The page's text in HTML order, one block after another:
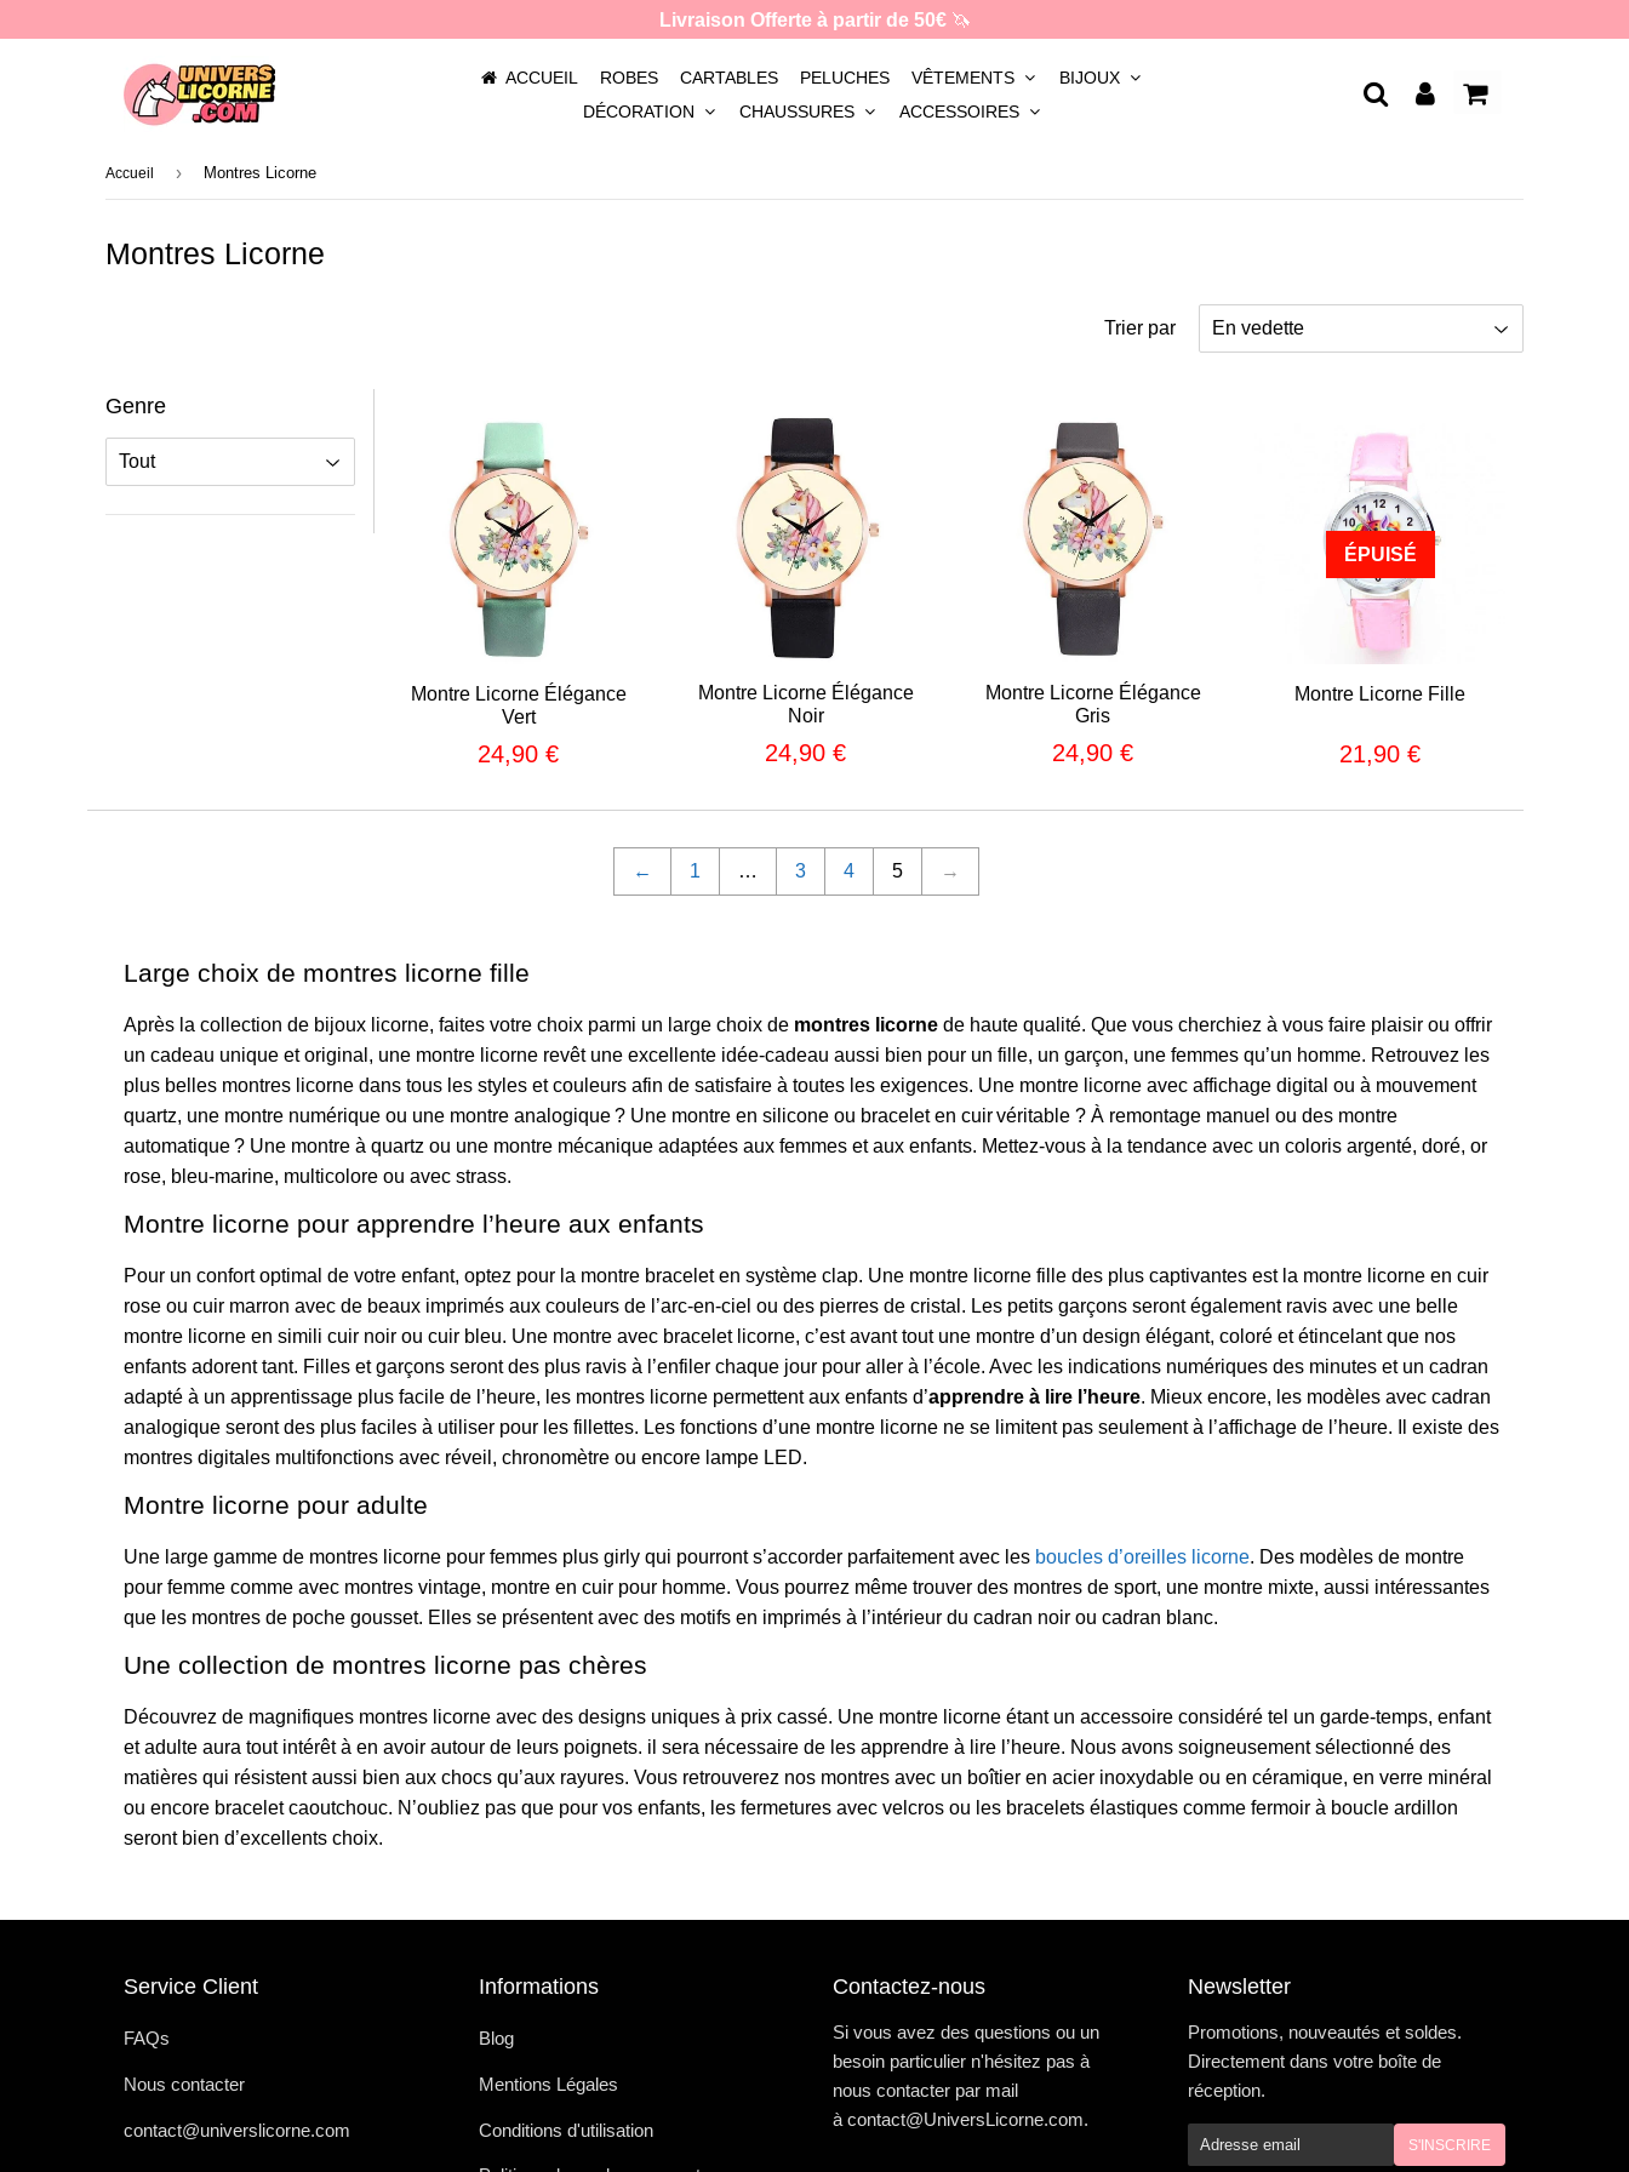
Livraison Offerte à partir de 50€🦄
ACCUEIL ROBES CARTABLES PELUCHES VÊTEMENTS
BIJOUX
DÉCORATION
CHAUSSURES ACCESSOIRES
Accueil › Montres Licorne
Montres Licorne
Trier par
Genre
Montre Licorne Élégance
Vert
Prix
24,90 €
Montre Licorne Élégance
Noir
Prix
24,90 €
Montre Licorne Élégance
Gris
Prix
24,90 €
ÉPUISÉ
Montre Licorne Fille
Prix
21,90 €
← 1 … 3 4 5 →
Large choix de montres licorne fille
Après la collection de bijoux licorne, faites votre choix parmi un large choix de montres licorne de haute qualité. Que vous cherchiez à vous faire plaisir ou offrir
un cadeau unique et original, une montre licorne revêt une excellente idée-cadeau aussi bien pour un fille, un garçon, une femmes qu’un homme. Retrouvez les
plus belles montres licorne dans tous les styles et couleurs afin de satisfaire à toutes les exigences. Une montre licorne avec affichage digital ou à mouvement
quartz, une montre numérique ou une montre analogique ? Une montre en silicone ou bracelet en cuir véritable ? À remontage manuel ou des montre
automatique ? Une montre à quartz ou une montre mécanique adaptées aux femmes et aux enfants. Mettez-vous à la tendance avec un coloris argenté, doré, or
rose, bleu-marine, multicolore ou avec strass.
Montre licorne pour apprendre l’heure aux enfants
Pour un confort optimal de votre enfant, optez pour la montre bracelet en système clap. Une montre licorne fille des plus captivantes est la montre licorne en cuir
rose ou cuir marron avec de beaux imprimés aux couleurs de l’arc-en-ciel ou des pierres de cristal. Les petits garçons seront également ravis avec une belle
montre licorne en simili cuir noir ou cuir bleu. Une montre avec bracelet licorne, c’est avant tout une montre d’un design élégant, coloré et étincelant que nos
enfants adorent tant. Filles et garçons seront des plus ravis à l’enfiler chaque jour pour aller à l’école. Avec les indications numériques des minutes et un cadran
adapté à un apprentissage plus facile de l’heure, les montres licorne permettent aux enfants d’apprendre à lire l’heure. Mieux encore, les modèles avec cadran
analogique seront des plus faciles à utiliser pour les fillettes. Les fonctions d’une montre licorne ne se limitent pas seulement à l’affichage de l’heure. Il existe des
montres digitales multifonctions avec réveil, chronomètre ou encore lampe LED.
Montre licorne pour adulte
Une large gamme de montres licorne pour femmes plus girly qui pourront s’accorder parfaitement avec les boucles d’oreilles licorne. Des modèles de montre
pour femme comme avec montres vintage, montre en cuir pour homme. Vous pourrez même trouver des montres de sport, une montre mixte, aussi intéressantes
que les montres de poche gousset. Elles se présentent avec des motifs en imprimés à l’intérieur du cadran noir ou cadran blanc.
Une collection de montres licorne pas chères
Découvrez de magnifiques montres licorne avec des designs uniques à prix cassé. Une montre licorne étant un accessoire considéré tel un garde-temps, enfant
et adulte aura tout intérêt à en avoir autour de leurs poignets. il sera nécessaire de les apprendre à lire l’heure. Nous avons soigneusement sélectionné des
matières qui résistent aussi bien aux chocs qu’aux rayures. Vous retrouverez nos montres avec un boîtier en acier inoxydable ou en céramique, en verre minéral
ou encore bracelet caoutchouc. N’oubliez pas que pour vos enfants, les fermetures avec velcros ou les bracelets élastiques comme fermoir à boucle ardillon
seront bien d’excellents choix.
Service Client
FAQs
Nous contacter
contact@universlicorne.com
Informations
Blog
Mentions Légales
Conditions d'utilisation
Contactez-nous
Si vous avez des questions ou un
besoin particulier n'hésitez pas à
nous contacter par mail
à contact@UniversLicorne.com.
Newsletter
Promotions, nouveautés et soldes.
Directement dans votre boîte de
réception.
E-
mail
S'INSCRIRE